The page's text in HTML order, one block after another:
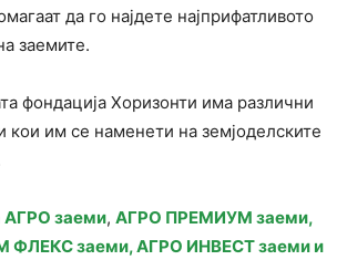
да го најдете најприфатливото
заемите.
фондација Хоризонти има различни
кои им се наменети на земјоделските
АГРО заеми, АГРО ПРЕМИУМ заеми,
заеми, АГРО ИНВЕСТ заеми и